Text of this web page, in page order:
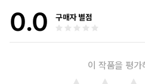
의 더욱 본질적인 의미를 질문한다.
없는 것일까? 윤수의 솔직한 욕망은
목적이 무엇인지 의문을 품기 시작
에 지친 성인 모두에게 깊은 공감을
0.0 구매자 별점
이 작품을 평가